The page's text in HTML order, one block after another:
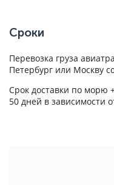
Сроки
Перевозка груза
Петербург или Москву
Срок доставки по морю
50 дней в зависимости